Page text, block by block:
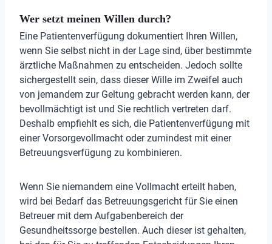
Wer setzt meinen Willen durch?
Eine Patientenverfügung dokumentiert Ihren Willen,
wenn Sie selbst nicht in der Lage sind, über bestimmte
ärztliche Maßnahmen zu entscheiden. Jedoch sollte
sichergestellt sein, dass dieser Wille im Zweifel auch
von jemandem zur Geltung gebracht werden kann, der
bevollmächtigt ist und Sie rechtlich vertreten darf.
Deshalb empfiehlt es sich, die Patientenverfügung mit
einer Vorsorgevollmacht oder zumindest mit einer
Betreuungsverfügung zu kombinieren.
Wenn Sie niemandem eine Vollmacht erteilt haben,
wird bei Bedarf das Betreuungsgericht für Sie einen
Betreuer mit dem Aufgabenbereich der
Gesundheitssorge bestellen. Auch dieser ist gehalten,